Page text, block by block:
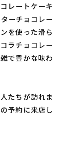
レートケーキ
ーチョコレー
を使った滑ら
ラチョコレー
で豊かな味わ
たちが訪れま
予約に来店し